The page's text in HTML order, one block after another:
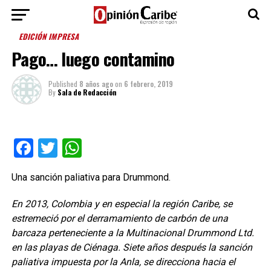
EDICIÓN IMPRESA
Pago… luego contamino
Published 8 años agoon 6 febrero, 2019
By Sala de Redacción
Facebook
TwitterWhatsApp
Una sanción paliativa para Drummond.
En 2013, Colombia y en especial la región Caribe, se
estremeció por el derramamiento de carbón de una
barcaza perteneciente a la Multinacional Drummond Ltd.
en las playas de Ciénaga. Siete años después la sanción
paliativa impuesta por la Anla, se direcciona hacia el